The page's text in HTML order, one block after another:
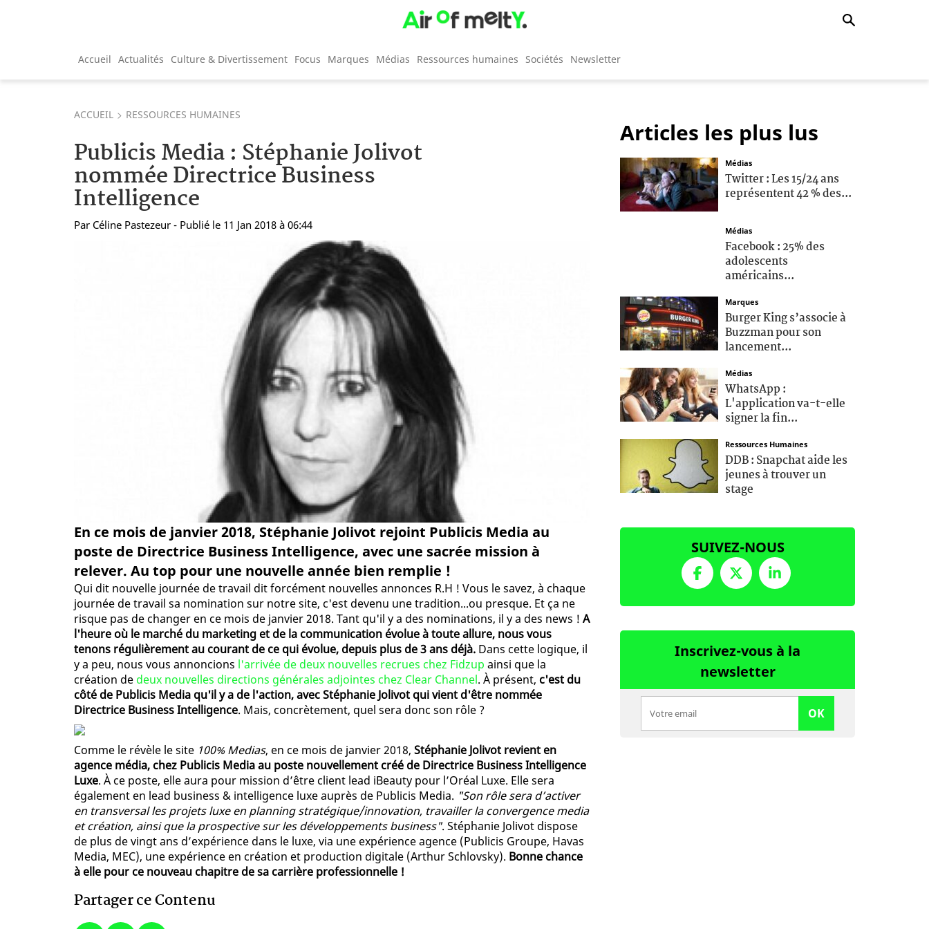
Accueil Actualités Culture & Divertissement Focus Marques Médias Ressources humaines Sociétés Newsletter
ACCUEIL RESSOURCES HUMAINES
Publicis Media : Stéphanie Jolivot
nommée Directrice Business
Intelligence
Par Céline Pastezeur - Publié le 11 Jan 2018 à 06:44
En ce mois de janvier 2018, Stéphanie Jolivot rejoint Publicis Media au
poste de Directrice Business Intelligence, avec une sacrée mission à
relever. Au top pour une nouvelle année bien remplie !
Qui dit nouvelle journée de travail dit forcément nouvelles annonces R.H ! Vous le savez, à chaque
journée de travail sa nomination sur notre site, c'est devenu une tradition...ou presque. Et ça ne
risque pas de changer en ce mois de janvier 2018. Tant qu'il y a des nominations, il y a des news ! A
l'heure où le marché du marketing et de la communication évolue à toute allure, nous vous
tenons régulièrement au courant de ce qui évolue, depuis plus de 3 ans déjà. Dans cette logique, il
y a peu, nous vous annoncions l'arrivée de deux nouvelles recrues chez Fidzup ainsi que la
création de deux nouvelles directions générales adjointes chez Clear Channel. À présent, c'est du
côté de Publicis Media qu'il y a de l'action, avec Stéphanie Jolivot qui vient d'être nommée
Directrice Business Intelligence. Mais, concrètement, quel sera donc son rôle ?
Comme le révèle le site 100% Medias, en ce mois de janvier 2018, Stéphanie Jolivot revient en
agence média, chez Publicis Media au poste nouvellement créé de Directrice Business Intelligence
Luxe. À ce poste, elle aura pour mission d’être client lead iBeauty pour l’Oréal Luxe. Elle sera
également en lead business & intelligence luxe auprès de Publicis Media. "Son rôle sera d’activer
en transversal les projets luxe en planning stratégique/innovation, travailler la convergence media
et création, ainsi que la prospective sur les développements business". Stéphanie Jolivot dispose
de plus de vingt ans d’expérience dans le luxe, via une expérience agence (Publicis Groupe, Havas
Media, MEC), une expérience en création et production digitale (Arthur Schlovsky). Bonne chance
à elle pour ce nouveau chapitre de sa carrière professionnelle !
Partager ce Contenu
Articles les plus lus
Médias
Twitter : Les 15/24 ans
représentent 42 % des...
Médias
Facebook : 25% des
adolescents
américains...
Marques
Burger King s’associe à
Buzzman pour son
lancement...
Médias
WhatsApp :
L'application va-t-elle
signer la fin...
Ressources Humaines
DDB : Snapchat aide les
jeunes à trouver un
stage
SUIVEZ-NOUS
Inscrivez-vous à la
newsletter
OK